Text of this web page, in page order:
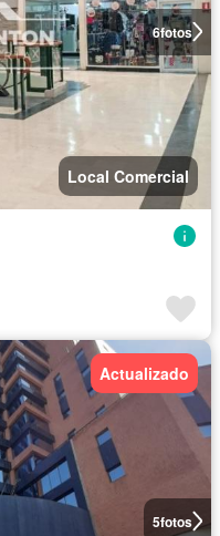
6fotos
Local Comercial
5fotos
Actualizado